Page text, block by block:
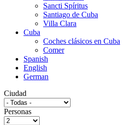
Sancti Spíritus
Santiago de Cuba
Villa Clara
Cuba
Coches clásicos en Cuba
Comer
Spanish
English
German
Ciudad
Personas